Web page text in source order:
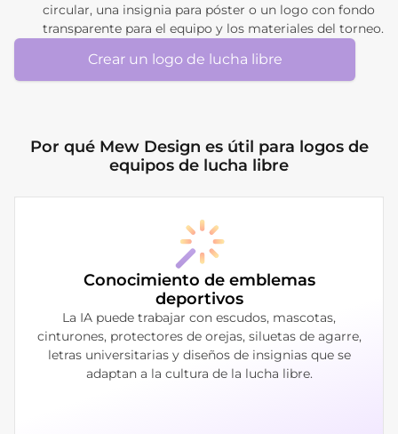
circular, una insignia para póster o un logo con fondo
transparente para el equipo y los materiales del torneo.
Crear un logo de lucha libre
Por qué Mew Design es útil para logos de
equipos de lucha libre
Conocimiento de emblemas
deportivos
La IA puede trabajar con escudos, mascotas,
cinturones, protectores de orejas, siluetas de agarre,
letras universitarias y diseños de insignias que se
adaptan a la cultura de la lucha libre.